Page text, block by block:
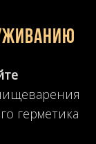
герметика